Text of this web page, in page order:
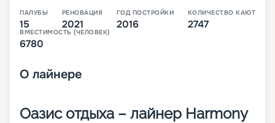
ПАЛУБЫ
15
РЕНОВАЦИЯ
2021
ГОД ПОСТРОЙКИ
2016
КОЛИЧЕСТВО КАЮТ
2747
ВМЕСТИМОСТЬ (ЧЕЛОВЕК)
6780
О лайнере
Оазис отдыха – лайнер Harmony